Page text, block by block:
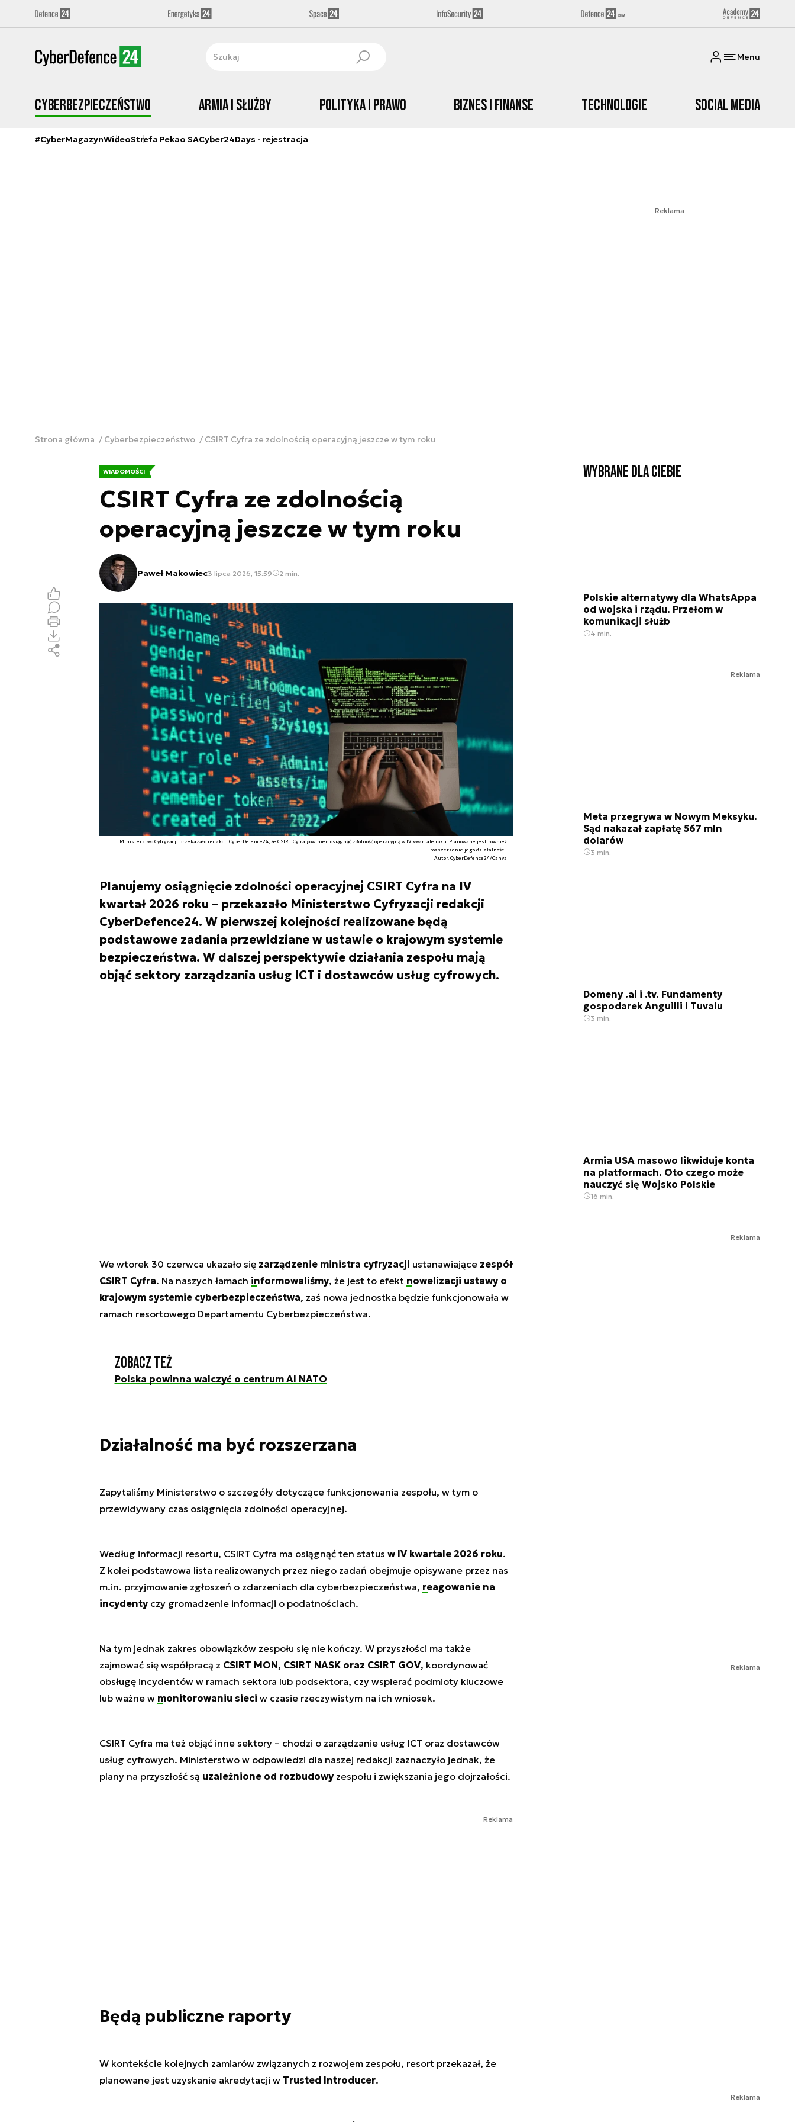
Menu
Cyberbezpieczeństwo Armia i Służby Polityka i prawo Biznes i Finanse Technologie Social media
#CyberMagazynWideoStrefa Pekao SACyber24Days - rejestracja
Reklama
Strona główna Cyberbezpieczeństwo CSIRT Cyfra ze zdolnością operacyjną jeszcze w tym roku
WIADOMOŚCI
CSIRT Cyfra ze zdolnością
operacyjną jeszcze w tym roku
Paweł Makowiec3 lipca 2026, 15:59 2 min.
Ministerstwo Cyfryzacji przekazało redakcji CyberDefence24, że CSIRT Cyfra powinien osiągnąć zdolność operacyjną w IV kwartale roku. Planowane jest również
rozszerzenie jego działalności.
Autor. CyberDefence24/Canva
Planujemy osiągnięcie zdolności operacyjnej CSIRT Cyfra na IV
kwartał 2026 roku – przekazało Ministerstwo Cyfryzacji redakcji
CyberDefence24. W pierwszej kolejności realizowane będą
podstawowe zadania przewidziane w ustawie o krajowym systemie
bezpieczeństwa. W dalszej perspektywie działania zespołu mają
objąć sektory zarządzania usług ICT i dostawców usług cyfrowych.
We wtorek 30 czerwca ukazało się zarządzenie ministra cyfryzacji ustanawiające zespół
CSIRT Cyfra. Na naszych łamach informowaliśmy, że jest to efekt nowelizacji ustawyo
krajowym systemie cyberbezpieczeństwa, zaś nowa jednostka będzie funkcjonowała w
ramach resortowego Departamentu Cyberbezpieczeństwa.
Zobacz też
Polska powinna walczyć o centrum AI NATO
Działalność ma być rozszerzana
Zapytaliśmy Ministerstwo o szczegóły dotyczące funkcjonowania zespołu, w tym o
przewidywany czas osiągnięcia zdolności operacyjnej.
Według informacji resortu, CSIRT Cyfra ma osiągnąć ten status w IV kwartale 2026 roku.
Z kolei podstawowa lista realizowanych przez niego zadań obejmuje opisywane przez nas
m.in. przyjmowanie zgłoszeń o zdarzeniach dla cyberbezpieczeństwa, reagowanie na
incydentyczy gromadzenie informacji o podatnościach.
Na tym jednak zakres obowiązków zespołu się nie kończy. W przyszłości ma także
zajmować się współpracą z CSIRT MON, CSIRT NASK oraz CSIRT GOV, koordynować
obsługę incydentów w ramach sektora lub podsektora, czy wspierać podmioty kluczowe
lub ważne w monitorowaniu sieci w czasie rzeczywistym na ich wniosek.
CSIRT Cyfra ma też objąć inne sektory – chodzi o zarządzanie usług ICT oraz dostawców
usług cyfrowych. Ministerstwo w odpowiedzi dla naszej redakcji zaznaczyło jednak, że
plany na przyszłość są uzależnione od rozbudowyzespołu i zwiększania jego dojrzałości.
Reklama
Będą publiczne raporty
W kontekście kolejnych zamiarów związanych z rozwojem zespołu, resort przekazał, że
planowane jest uzyskanie akredytacji w Trusted Introducer.
Wybrane dla Ciebie
Polskie alternatywy dla WhatsAppa
od wojska i rządu. Przełom w
komunikacji służb
4 min.
Reklama
Meta przegrywa w Nowym Meksyku.
Sąd nakazał zapłatę 567 mln
dolarów
3 min.
Domeny .ai i .tv. Fundamenty
gospodarek Anguilli i Tuvalu
3 min.
Armia USA masowo likwiduje konta
na platformach. Oto czego może
nauczyć się Wojsko Polskie
16 min.
Reklama
Reklama
Reklama